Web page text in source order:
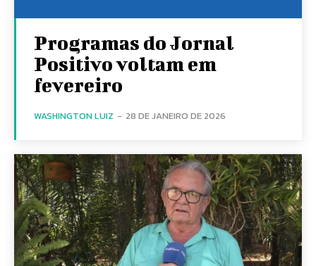
Programas do Jornal
Positivo voltam em
fevereiro
WASHINGTON LUIZ - 28 DE JANEIRO DE 2026